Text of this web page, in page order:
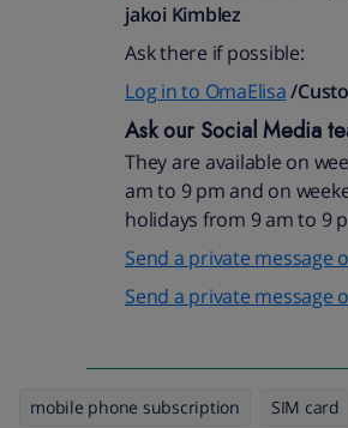
jakoi Kimblez
Ask there if possible:
Log in to OmaElisa/
Ask our Social Media
They are available on
am to 9 pm and on
holidays from 9 am to 9
Send a private message
Send a private message
mobile phone subscription SIM card